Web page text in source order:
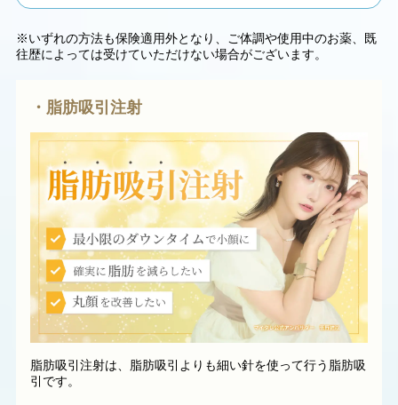
※いずれの方法も保険適用外となり、ご体調や使用中のお薬、既
往歴によっては受けていただけない場合がございます。
・脂肪吸引注射
脂肪吸引注射は、脂肪吸引よりも細い針を使って行う脂肪吸
引です。